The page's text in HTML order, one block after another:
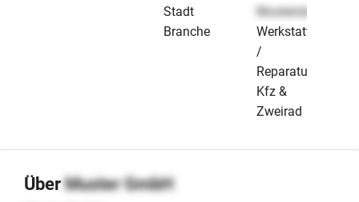
Stadt
Musterstadt
Branche
Werkstatt
/
Reparatur
Kfz &
Zweirad
ÜberMuster GmbH